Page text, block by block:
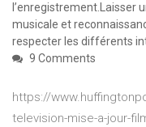
l’enregistrement.Laisser
musicale et
respecter les différents
9 Comments
https://
television-mise-a-jour-